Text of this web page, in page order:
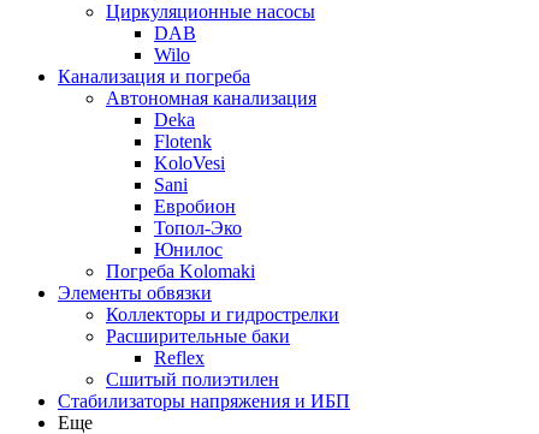
Циркуляционные насосы
DAB
Wilo
Канализация и погреба
Автономная канализация
Deka
Flotenk
KoloVesi
Sani
Евробион
Топол-Эко
Юнилос
Погреба Kolomaki
Элементы обвязки
Коллекторы и гидрострелки
Расширительные баки
Reflex
Сшитый полиэтилен
Стабилизаторы напряжения и ИБП
Еще